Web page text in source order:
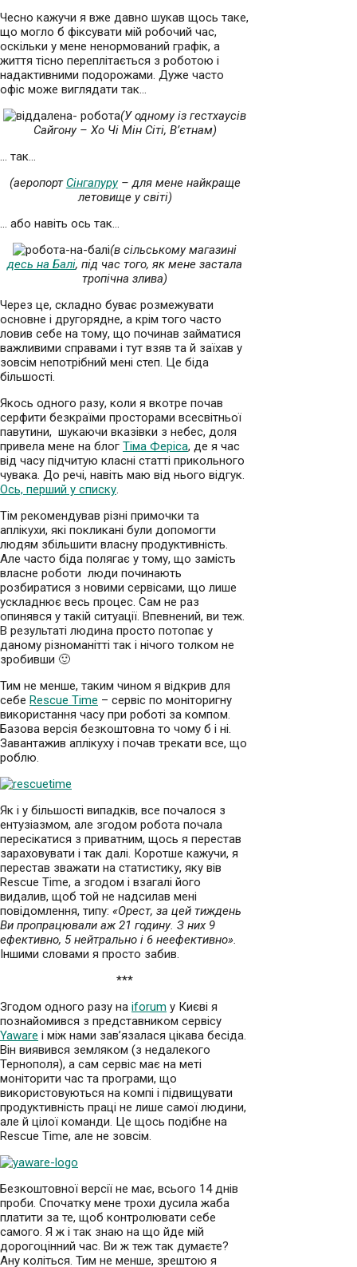
Чесно кажучи я вже давно шукав щось таке,
що могло б фіксувати мій робочий час,
оскільки у мене ненормований графік, а
життя тісно переплітається з роботою і
надактивними подорожами. Дуже часто
офіс може виглядати так…
(У одному із гестхаусів
Сайгону – Хо Чі Мін Сіті, В’єтнам)
… так…
(аеропорт Сінгапуру– для мене найкраще
летовище у світі)
… або навіть ось так…
(в сільському магазині
десь на Балі, під час того, як мене застала
тропічна злива)
Через це, складно буває розмежувати
основне і другорядне, а крім того часто
ловив себе на тому, що починав займатися
важливими справами і тут взяв та й заїхав у
зовсім непотрібний мені степ. Це біда
більшості.
Якось одного разу, коли я вкотре почав
серфити безкраїми просторами всесвітньої
павутини, шукаючи вказівки з небес, доля
привела мене на блог Тіма Феріса, де я час
від часу підчитую класні статті прикольного
чувака. До речі, навіть маю від нього відгук.
Ось, перший у списку.
Тім рекомендував різні примочки та
аплікухи, які покликані були допомогти
людям збільшити власну продуктивність.
Але часто біда полягає у тому, що замість
власне роботи люди починають
розбиратися з новими сервісами, що лише
ускладнює весь процес. Сам не раз
опинявся у такій ситуації. Впевнений, ви теж.
В результаті людина просто потопає у
даному різноманітті так і нічого толком не
зробивши 🙂
Тим не менше, таким чином я відкрив для
себе Rescue Time – сервіс по моніторигну
використання часу при роботі за компом.
Базова версія безкоштовна то чому б і ні.
Завантажив аплікуху і почав трекати все, що
роблю.
Як і у більшості випадків, все почалося з
ентузіазмом, але згодом робота почала
пересікатися з приватним, щось я перестав
зараховувати і так далі. Коротше кажучи, я
перестав зважати на статистику, яку вів
Rescue Time, а згодом і взагалі його
видалив, щоб той не надсилав мені
повідомлення, типу: «Орест, за цей тиждень
Ви пропрацювали аж 21 годину. З них 9
ефективно, 5 нейтрально і 6 неефективно».
Іншими словами я просто забив.
***
Згодом одного разу на iforum у Києві я
познайомився з представником сервісу
Yaware і між нами зав’язалася цікава бесіда.
Він виявився земляком (з недалекого
Тернополя), а сам сервіс має на меті
моніторити час та програми, що
використовуються на компі і підвищувати
продуктивність праці не лише самої людини,
але й цілої команди. Це щось подібне на
Rescue Time, але не зовсім.
Безкоштовної версії не має, всього 14 днів
проби. Спочатку мене трохи дусила жаба
платити за те, щоб контролювати себе
самого. Я ж і так знаю на що йде мій
дорогоцінний час. Ви ж теж так думаєте?
Ану коліться. Тим не менше, зрештою я